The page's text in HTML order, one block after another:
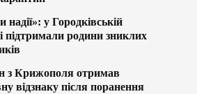
надії»: у Городківській
підтримали родини зниклих
з Крижополя отримав
відзнаку після поранення